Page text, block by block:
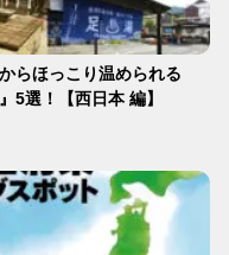
らほっこり温められる
5選！【西日本 編】